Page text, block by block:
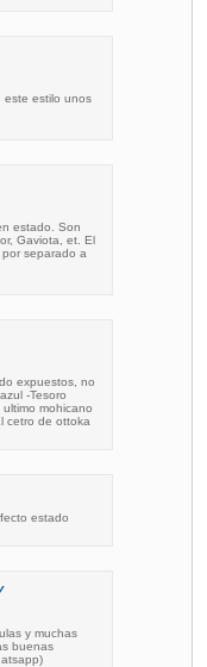
este estilo unos
estado. Son
Gaviota, et. El
separado a
expuestos, no
-Tesoro
mohicano
cetro de ottoka
estado
y muchas
buenas